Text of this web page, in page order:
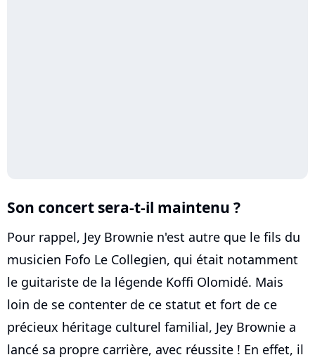
Son concert sera-t-il maintenu ?
Pour rappel, Jey Brownie n'est autre que le fils du
musicien Fofo Le Collegien, qui était notamment
le guitariste de la légende Koffi Olomidé. Mais
loin de se contenter de ce statut et fort de ce
précieux héritage culturel familial, Jey Brownie a
lancé sa propre carrière, avec réussite ! En effet, il